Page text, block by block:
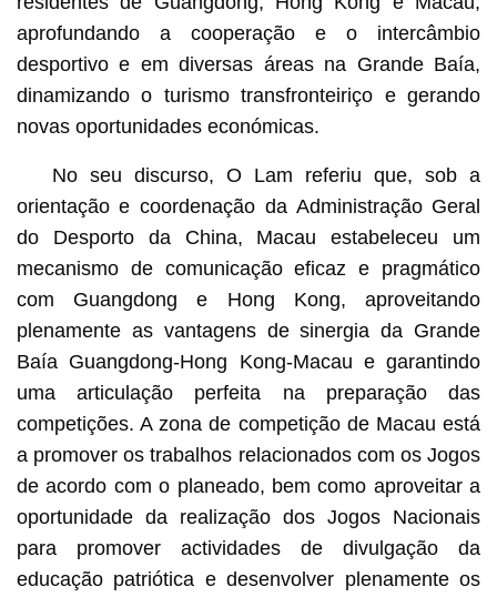
aprofundando a cooperação e o intercâmbio
desportivo e em diversas áreas na Grande Baía,
dinamizando o turismo transfronteiriço e gerando
novas oportunidades económicas.
No seu discurso, O Lam referiu que, sob a
orientação e coordenação da Administração Geral
do Desporto da China, Macau estabeleceu um
mecanismo de comunicação eficaz e pragmático
com Guangdong e Hong Kong, aproveitando
plenamente as vantagens de sinergia da Grande
Baía Guangdong-Hong Kong-Macau e garantindo
uma articulação perfeita na preparação das
competições. A zona de competição de Macau está
a promover os trabalhos relacionados com os Jogos
de acordo com o planeado, bem como aproveitar a
oportunidade da realização dos Jogos Nacionais
para promover actividades de divulgação da
educação patriótica e desenvolver plenamente os